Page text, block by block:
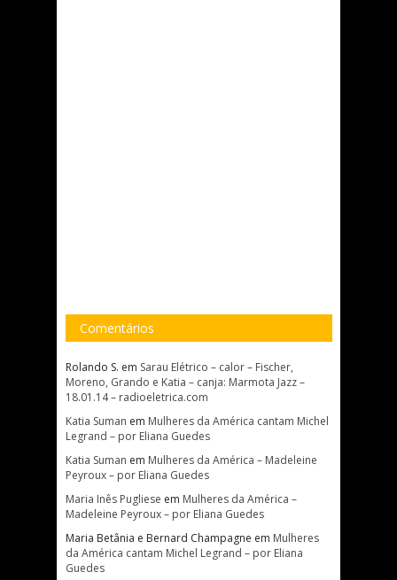
Comentários
Rolando S. em Sarau Elétrico – calor – Fischer,
Moreno, Grando e Katia – canja: Marmota Jazz –
18.01.14 – radioeletrica.com
Katia Suman em Mulheres da América cantam Michel
Legrand – por Eliana Guedes
Katia Suman em Mulheres da América – Madeleine
Peyroux – por Eliana Guedes
Maria Inês Pugliese em Mulheres da América –
Madeleine Peyroux – por Eliana Guedes
Maria Betânia e Bernard Champagne em Mulheres
da América cantam Michel Legrand – por Eliana
Guedes